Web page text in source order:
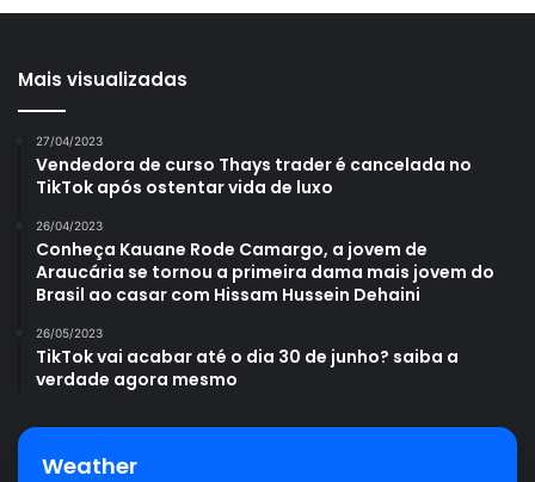
Mais visualizadas
27/04/2023
Vendedora de curso Thays trader é cancelada no
TikTok após ostentar vida de luxo
26/04/2023
Conheça Kauane Rode Camargo, a jovem de
Araucária se tornou a primeira dama mais jovem do
Brasil ao casar com Hissam Hussein Dehaini
26/05/2023
TikTok vai acabar até o dia 30 de junho? saiba a
verdade agora mesmo
Weather